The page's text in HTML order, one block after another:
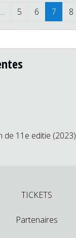
… 5 6 7 8
de 11e editie (2023)
TICKETS
Partenaires